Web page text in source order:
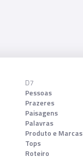
D7
Pessoas
Prazeres
Paisagens
Palavras
Produto e Marcas
Tops
Roteiro